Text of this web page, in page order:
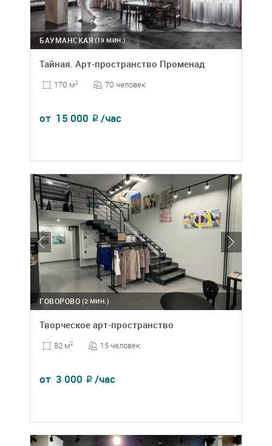
(19 МИН.)
БАУМАНСКАЯ
Тайная. Арт-пространство Променад
170 м2 70 человек
от 15 000 ₽ /час
(2 МИН.)
ГОВОРОВО
Творческое арт-пространство
82 м2 15 человек
от 3 000 ₽ /час